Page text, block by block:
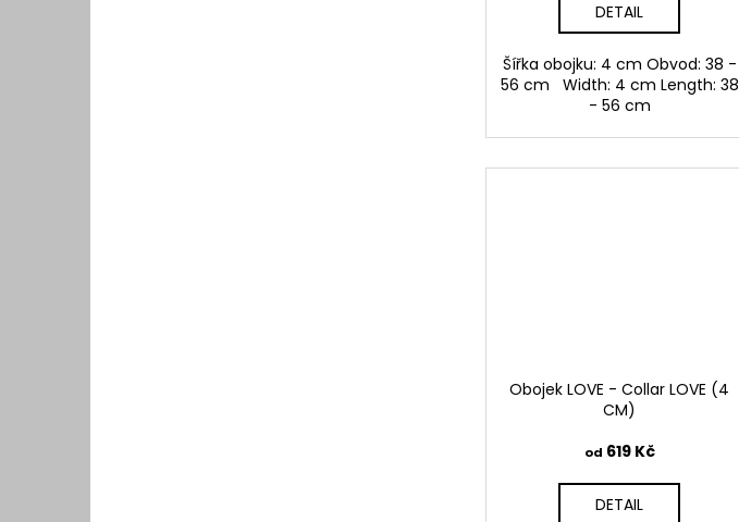
DETAIL
Šířka obojku: 4 cm Obvod: 38 -
56 cm Width: 4 cm Length: 38
- 56 cm
Obojek LOVE - Collar LOVE (4
CM)
od 619 Kč
DETAIL